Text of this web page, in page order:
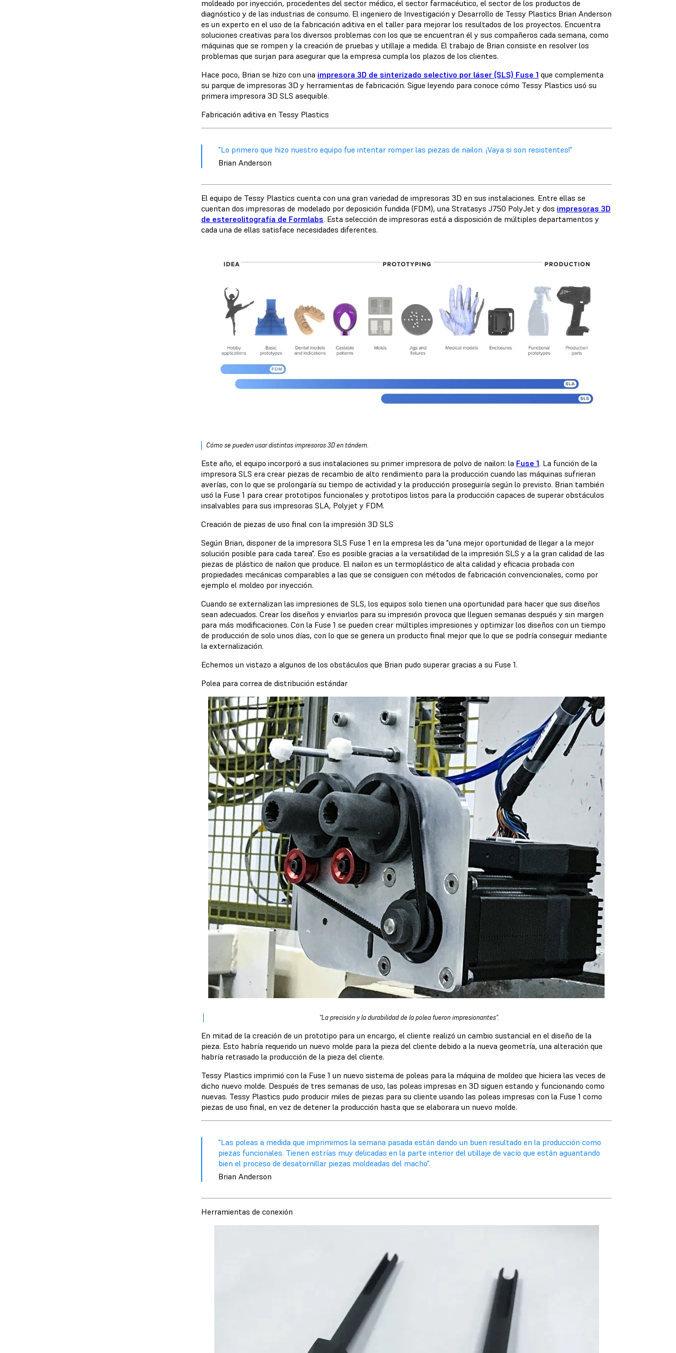
moldeado por inyección, procedentes del sector médico, el sector farmacéutico, el sector de los productos de
diagnóstico y de las industrias de consumo. El ingeniero de Investigación y Desarrollo de Tessy Plastics Brian Anderson
es un experto en el uso de la fabricación aditiva en el taller para mejorar los resultados de los proyectos. Encuentra
soluciones creativas para los diversos problemas con los que se encuentran él y sus compañeros cada semana, como
máquinas que se rompen y la creación de pruebas y utillaje a medida. El trabajo de Brian consiste en resolver los
problemas que surjan para asegurar que la empresa cumpla los plazos de los clientes.
Hace poco, Brian se hizo con una impresora 3D de sinterizado selectivo por láser (SLS) Fuse 1 que complementa
su parque de impresoras 3D y herramientas de fabricación. Sigue leyendo para conoce cómo Tessy Plastics usó su
primera impresora 3D SLS asequible.
Fabricación aditiva en Tessy Plastics
"Lo primero que hizo nuestro equipo fue intentar romper las piezas de nailon. ¡Vaya si son resistentes!"
Brian Anderson
El equipo de Tessy Plastics cuenta con una gran variedad de impresoras 3D en sus instalaciones. Entre ellas se
cuentan dos impresoras de modelado por deposición fundida (FDM), una Stratasys J750 PolyJet y dos impresoras 3D
de estereolitografía de Formlabs. Esta selección de impresoras está a disposición de múltiples departamentos y
cada una de ellas satisface necesidades diferentes.
Cómo se pueden usar distintas impresoras 3D en tándem.
Este año, el equipo incorporó a sus instalaciones su primer impresora de polvo de nailon: la Fuse 1. La función de la
impresora SLS era crear piezas de recambio de alto rendimiento para la producción cuando las máquinas sufrieran
averías, con lo que se prolongaría su tiempo de actividad y la producción proseguiría según lo previsto. Brian también
usó la Fuse 1 para crear prototipos funcionales y prototipos listos para la producción capaces de superar obstáculos
insalvables para sus impresoras SLA, Polyjet y FDM.
Creación de piezas de uso final con la impresión 3D SLS
Según Brian, disponer de la impresora SLS Fuse 1 en la empresa les da "una mejor oportunidad de llegar a la mejor
solución posible para cada tarea". Eso es posible gracias a la versatilidad de la impresión SLS y a la gran calidad de las
piezas de plástico de nailon que produce. El nailon es un termoplástico de alta calidad y eficacia probada con
propiedades mecánicas comparables a las que se consiguen con métodos de fabricación convencionales, como por
ejemplo el moldeo por inyección.
Cuando se externalizan las impresiones de SLS, los equipos solo tienen una oportunidad para hacer que sus diseños
sean adecuados. Crear los diseños y enviarlos para su impresión provoca que lleguen semanas después y sin margen
para más modificaciones. Con la Fuse 1 se pueden crear múltiples impresiones y optimizar los diseños con un tiempo
de producción de solo unos días, con lo que se genera un producto final mejor que lo que se podría conseguir mediante
la externalización.
Echemos un vistazo a algunos de los obstáculos que Brian pudo superar gracias a su Fuse 1.
Polea para correa de distribución estándar
"La precisión y la durabilidad de la polea fueron impresionantes".
En mitad de la creación de un prototipo para un encargo, el cliente realizó un cambio sustancial en el diseño de la
pieza. Esto habría requerido un nuevo molde para la pieza del cliente debido a la nueva geometría, una alteración que
habría retrasado la producción de la pieza del cliente.
Tessy Plastics imprimió con la Fuse 1 un nuevo sistema de poleas para la máquina de moldeo que hiciera las veces de
dicho nuevo molde. Después de tres semanas de uso, las poleas impresas en 3D siguen estando y funcionando como
nuevas. Tessy Plastics pudo producir miles de piezas para su cliente usando las poleas impresas con la Fuse 1 como
piezas de uso final, en vez de detener la producción hasta que se elaborara un nuevo molde.
"Las poleas a medida que imprimimos la semana pasada están dando un buen resultado en la producción como
piezas funcionales. Tienen estrías muy delicadas en la parte interior del utillaje de vacío que están aguantando
bien el proceso de desatornillar piezas moldeadas del macho".
Brian Anderson
Herramientas de conexión